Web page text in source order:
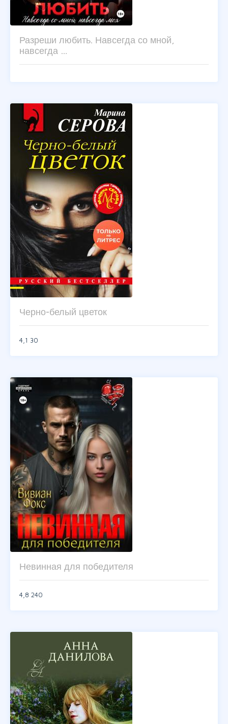
Разреши любить. Навсегда со мной,
навсегда …
Черно-белый цветок
4,1 30
Невинная для победителя
4,8 240